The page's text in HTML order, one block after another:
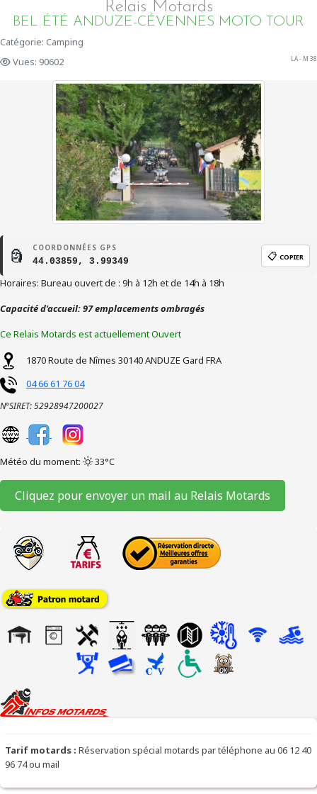
Relais Motards
BEL ÉTÉ ANDUZE-CÉVENNES MOTO TOUR
Catégorie: Camping
Vues: 90602
LA - M 38
🗿 COORDONNÉES GPS
44.03859, 3.99349 📋 COPIER
Horaires: Bureau ouvert de : 9h à 12h et de 14h à 18h
Capacité d'accueil: 97 emplacements ombragés
Ce Relais Motards est actuellement Ouvert
1870 Route de Nîmes 30140ANDUZE Gard FRA
04 66 61 76 04
N°SIRET: 52928947200027
Météo du moment: 33°C
Cliquez pour envoyer un mail au Relais Motards
Tarif motards : Réservation spécial motards par téléphone au 06 12 40
96 74 ou mail